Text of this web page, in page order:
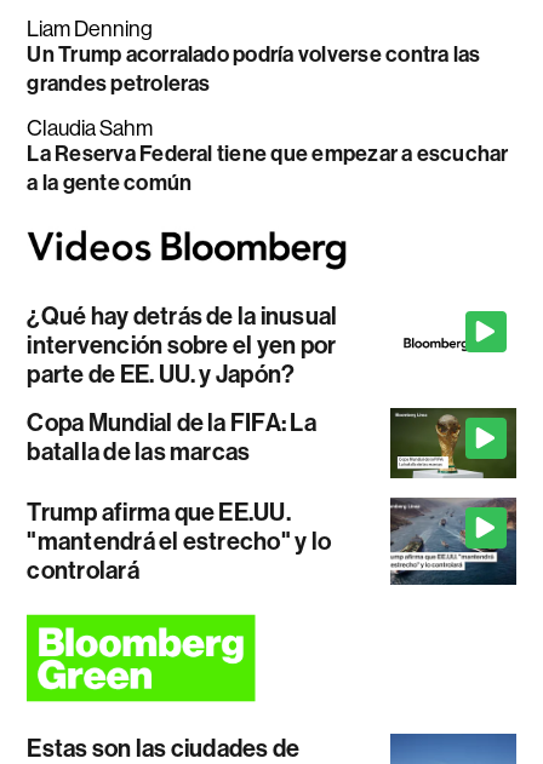
Liam Denning
Un Trump acorralado podría volverse contra las
grandes petroleras
Claudia Sahm
La Reserva Federal tiene que empezar a escuchar
a la gente común
¿Qué hay detrás de la inusual
intervención sobre el yen por
parte de EE. UU. y Japón?
Copa Mundial de la FIFA: La
batalla de las marcas
Trump afirma que EE.UU.
"mantendrá el estrecho" y lo
controlará
Estas son las ciudades de